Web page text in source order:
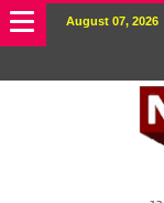
August 07, 2026